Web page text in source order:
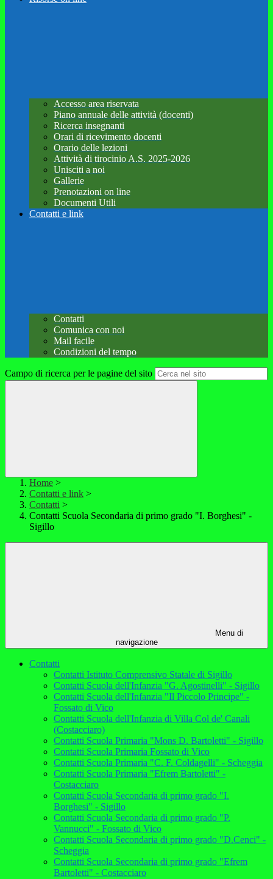
Accesso area riservata
Piano annuale delle attività (docenti)
Ricerca insegnanti
Orari di ricevimento docenti
Orario delle lezioni
Attività di tirocinio A.S. 2025-2026
Unisciti a noi
Gallerie
Prenotazioni on line
Documenti Utili
Contatti e link
Contatti
Comunica con noi
Mail facile
Condizioni del tempo
Campo di ricerca per le pagine del sito
Home >
Contatti e link >
Contatti >
Contatti Scuola Secondaria di primo grado "I. Borghesi" -
Sigillo
Menu di
navigazione
Contatti
Contatti Istituto Comprensivo Statale di Sigillo
Contatti Scuola dell'Infanzia "G. Agostinelli" - Sigillo
Contatti Scuola dell'Infanzia "Il Piccolo Principe" -
Fossato di Vico
Contatti Scuola dell'Infanzia di Villa Col de' Canali
(Costacciaro)
Contatti Scuola Primaria "Mons D. Bartoletti" - Sigillo
Contatti Scuola Primaria Fossato di Vico
Contatti Scuola Primaria "C. F. Coldagelli" - Scheggia
Contatti Scuola Primaria "Efrem Bartoletti" -
Costacciaro
Contatti Scuola Secondaria di primo grado "I.
Borghesi" - Sigillo
Contatti Scuola Secondaria di primo grado "P.
Vannucci" - Fossato di Vico
Contatti Scuola Secondaria di primo grado "D.Cenci" -
Scheggia
Contatti Scuola Secondaria di primo grado "Efrem
Bartoletti" - Costacciaro